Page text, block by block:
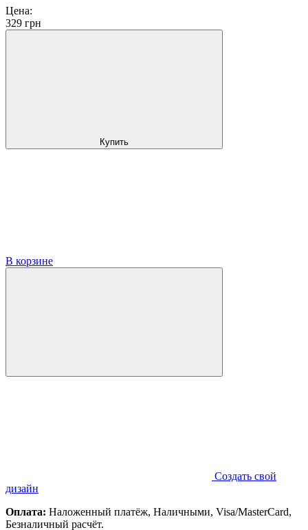
Цена:
329 грн
Купить
В корзине
Создать свой
дизайн
Оплата: Наложенный платёж, Наличными, Visa/MasterCard,
Безналичный расчёт.